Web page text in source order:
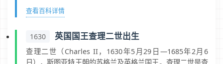
查看百科详情
1630 英国国王查理二世出生
查理二世（Charles II，1630年5月29日—1685年2月6